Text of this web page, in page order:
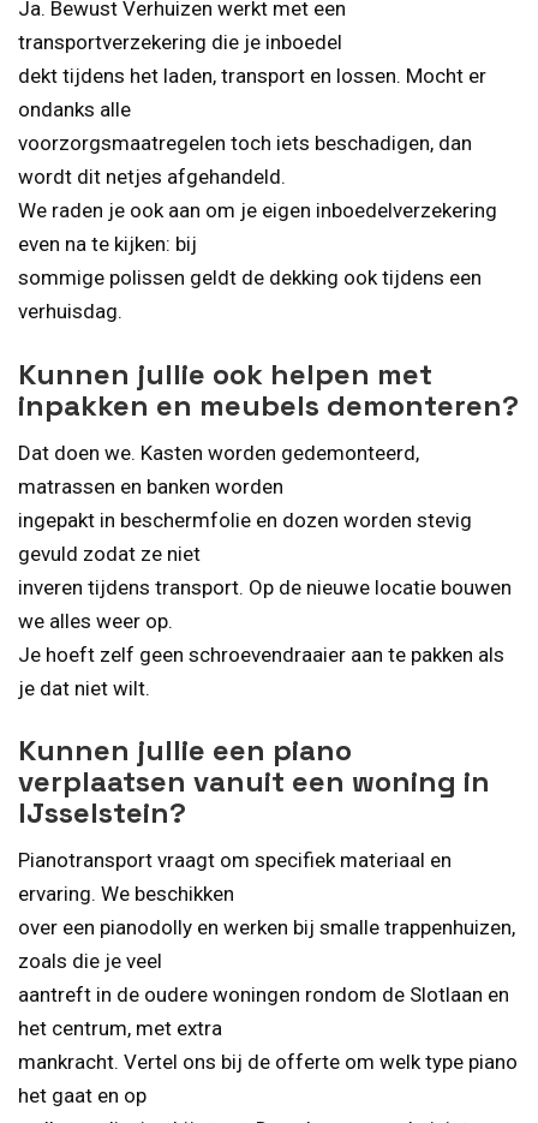
Ja. Bewust Verhuizen werkt met een
transportverzekering die je inboedel
dekt tijdens het laden, transport en lossen. Mocht er
ondanks alle
voorzorgsmaatregelen toch iets beschadigen, dan
wordt dit netjes afgehandeld.
We raden je ook aan om je eigen inboedelverzekering
even na te kijken: bij
sommige polissen geldt de dekking ook tijdens een
verhuisdag.
Kunnen jullie ook helpen met
inpakken en meubels demonteren?
Dat doen we. Kasten worden gedemonteerd,
matrassen en banken worden
ingepakt in beschermfolie en dozen worden stevig
gevuld zodat ze niet
inveren tijdens transport. Op de nieuwe locatie bouwen
we alles weer op.
Je hoeft zelf geen schroevendraaier aan te pakken als
je dat niet wilt.
Kunnen jullie een piano
verplaatsen vanuit een woning in
IJsselstein?
Pianotransport vraagt om specifiek materiaal en
ervaring. We beschikken
over een pianodolly en werken bij smalle trappenhuizen,
zoals die je veel
aantreft in de oudere woningen rondom de Slotlaan en
het centrum, met extra
mankracht. Vertel ons bij de offerte om welk type piano
het gaat en op